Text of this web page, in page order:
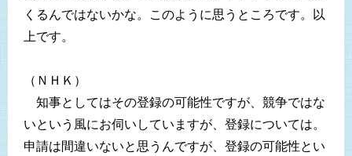
くるんではないかな。このように思うところです。以
上です。
（ＮＨＫ）
知事としてはその登録の可能性ですが、競争ではな
いという風にお伺いしていますが、登録については。
申請は間違いないと思うんですが、登録の可能性とい